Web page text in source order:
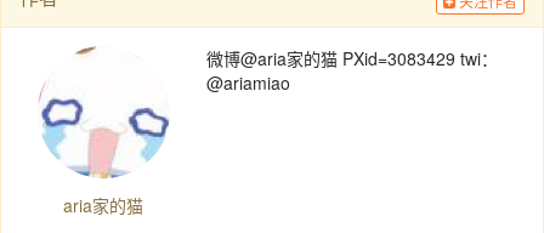
aria家的猫
微博@aria家的猫 PXid=3083429 twi：
@ariamiao